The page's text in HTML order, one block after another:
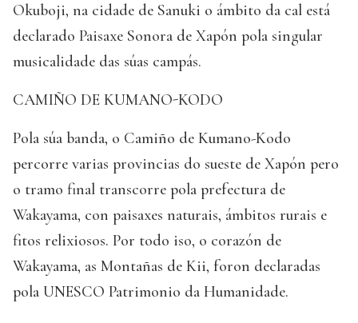
Okuboji, na cidade de Sanuki o ámbito da cal está
declarado Paisaxe Sonora de Xapón pola singular
musicalidade das súas campás.
CAMIÑO DE KUMANO-KODO
Pola súa banda, o Camiño de Kumano-Kodo
percorre varias provincias do sueste de Xapón pero
o tramo final transcorre pola prefectura de
Wakayama, con paisaxes naturais, ámbitos rurais e
fitos relixiosos. Por todo iso, o corazón de
Wakayama, as Montañas de Kii, foron declaradas
pola UNESCO Patrimonio da Humanidade.